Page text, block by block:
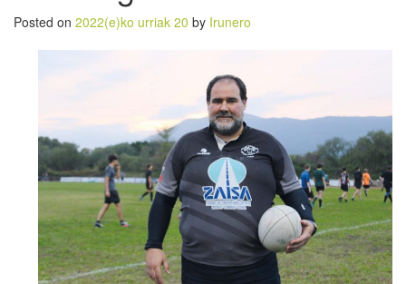
Posted on 2022(e)ko urriak 20 by Irunero